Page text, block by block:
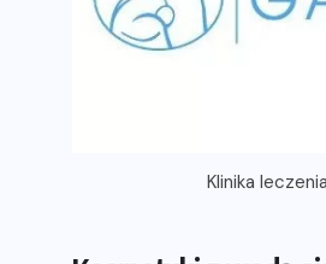
Klinika